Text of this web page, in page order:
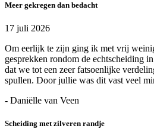
Meer gekregen dan bedacht
17 juli 2026
Om eerlijk te zijn ging ik met vrij
gesprekken rondom de echtscheiding
dat we tot een zeer fatsoenlijke
spullen. Door jullie was dit vast veel
- Daniëlle van Veen
Scheiding met zilveren randje